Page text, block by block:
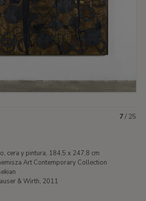
cera y pintura, 184,5 x 247,8 cm
Art Contemporary Collection
& Wirth, 2011
7/ 25